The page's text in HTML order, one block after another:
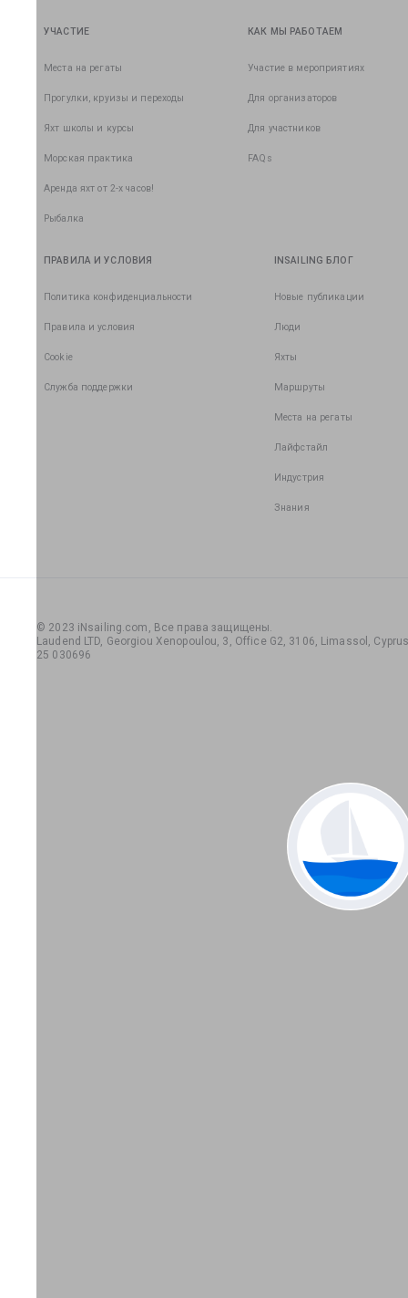
УЧАСТИЕ
Места на регаты
Прогулки, круизы и переходы
Яхт школы и курсы
Морская практика
Аренда яхт от 2-х часов!
Рыбалка
КАК МЫ РАБОТАЕМ
Участие в мероприятиях
Для организаторов
Для участников
FAQs
ПРАВИЛА И УСЛОВИЯ
Политика конфиденциальности
Правила и условия
Cookie
Служба поддержки
INSAILING БЛОГ
Новые публикации
Люди
Яхты
Маршруты
Места на регаты
Лайфстайл
Индустрия
Знания
© 2023 iNsailing.com, Все права защищены.
Laudend LTD, Georgiou Xenopoulou, 3, Office G2, 3106, Limassol,
25 030696